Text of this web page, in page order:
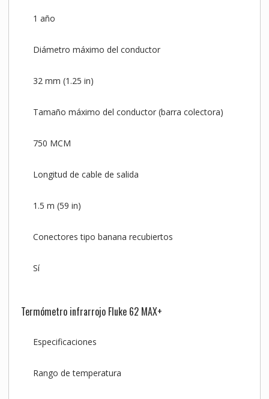
1 año
Diámetro máximo del conductor
32 mm (1.25 in)
Tamaño máximo del conductor (barra colectora)
750 MCM
Longitud de cable de salida
1.5 m (59 in)
Conectores tipo banana recubiertos
Sí
Termómetro infrarrojo Fluke 62 MAX+
Especificaciones
Rango de temperatura